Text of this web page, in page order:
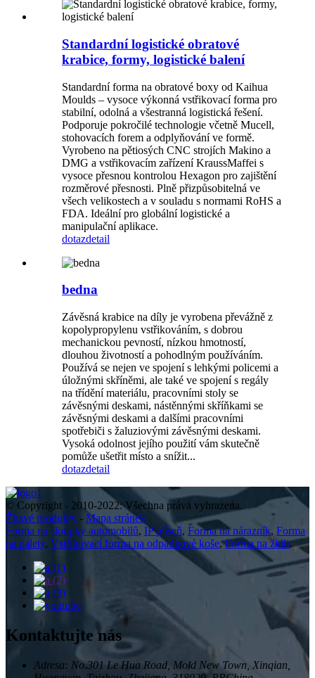
Standardní logistické obratové
krabice, formy, logistické balení
Standardní forma na obratové boxy od Kaihua
Moulds – vysoce výkonná vstřikovací forma pro
stabilní, odolná a všestranná logistická řešení.
Podporuje pokročilé technologie včetně Mucell,
stohovacích forem a odplyňování ve formě.
Vyrobeno na pětiosých CNC strojích Makino a
DMG a vstřikovacím zařízení KraussMaffei s
vysoce přesnou kontrolou Hexagon pro zajištění
rozměrové přesnosti. Plně přizpůsobitelná ve
všech velikostech a v souladu s normami RoHS a
FDA. Ideální pro globální logistické a
manipulační aplikace.
dotazdetail
bedna
Závěsná krabice na díly je vyrobena převážně z
kopolypropylenu vstřikováním, s dobrou
mechanickou pevností, nízkou hmotností,
dlouhou životností a pohodlným používáním.
Používá se nejen ve spojení s lehkými policemi a
úložnými skříněmi, ale také ve spojení s regály
na třídění materiálu, pracovními stoly se
závěsnými deskami, nástěnnými skříňkami se
závěsnými deskami a dalšími pracovními
spotřebiči s žaluziovými závěsnými deskami.
Vysoká odolnost jejího použití vám skutečně
pomůže ušetřit místo a snížit...
dotazdetail
© Copyright - 2010-2022: Všechna práva vyhrazena.
Žhavé produkty - Mapa stránek
Forma na sloupky automobilů, IP plíseň, Forma na nárazník, Forma
na palety, Vstřikovací forma na odpadkové koše,Forma na židli,
Kontaktujte nás
Adresa: No.301 Le Hua Road, Mold New Town, Xinqian,